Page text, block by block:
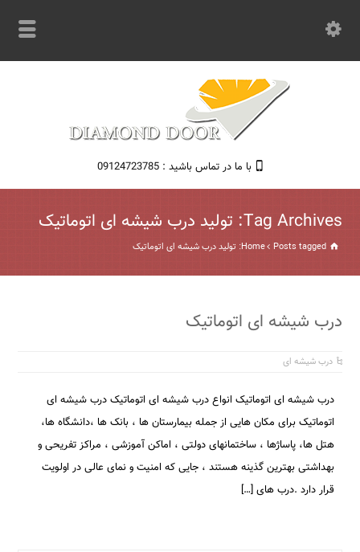
با ما در تماس باشید : 09124723785
Tag Archives: تولید درب شیشه ای اتوماتیک
Home Posts tagged: تولید درب شیشه ای اتوماتیک
درب شیشه ای اتوماتیک
درب شیشه ای
درب شیشه ای اتوماتیک انواع درب شیشه ای اتوماتیک درب شیشه ای
اتوماتیک برای مکان هایی از جمله بیمارستان ها ، بانک ها ،دانشگاه ها،
هتل ها، پاساژها ، ساختمانهای دولتی ، اماکن آموزشی ، مراکز تفریحی و
بهداشتی بهترین گذینه هستند ، جایی که امنیت و نمای عالی در اولویت
قرار دارد .درب های […]